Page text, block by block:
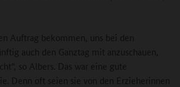
Auftrag bekommen, uns bei den
auch den Ganztag mit anzuschauen,
so Albers. Das war eine gute
Denn oft seien sie von den Erzieherinnen